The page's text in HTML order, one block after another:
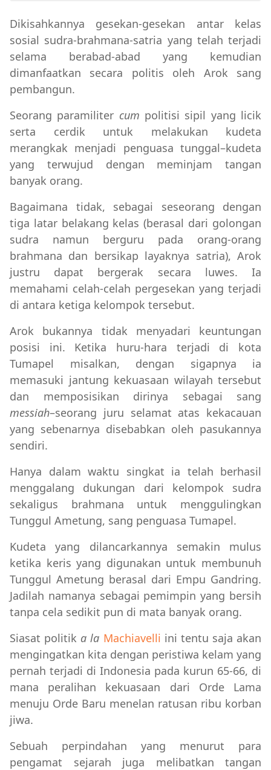
Dikisahkannya gesekan-gesekan antar kelas
sosial sudra-brahmana-satria yang telah terjadi
selama berabad-abad yang kemudian
dimanfaatkan secara politis oleh Arok sang
pembangun.
Seorang paramiliter cum politisi sipil yang licik
serta cerdik untuk melakukan kudeta
merangkak menjadi penguasa tunggal–kudeta
yang terwujud dengan meminjam tangan
banyak orang.
Bagaimana tidak, sebagai seseorang dengan
tiga latar belakang kelas (berasal dari golongan
sudra namun berguru pada orang-orang
brahmana dan bersikap layaknya satria), Arok
justru dapat bergerak secara luwes. Ia
memahami celah-celah pergesekan yang terjadi
di antara ketiga kelompok tersebut.
Arok bukannya tidak menyadari keuntungan
posisi ini. Ketika huru-hara terjadi di kota
Tumapel misalkan, dengan sigapnya ia
memasuki jantung kekuasaan wilayah tersebut
dan memposisikan dirinya sebagai sang
messiah–seorang juru selamat atas kekacauan
yang sebenarnya disebabkan oleh pasukannya
sendiri.
Hanya dalam waktu singkat ia telah berhasil
menggalang dukungan dari kelompok sudra
sekaligus brahmana untuk menggulingkan
Tunggul Ametung, sang penguasa Tumapel.
Kudeta yang dilancarkannya semakin mulus
ketika keris yang digunakan untuk membunuh
Tunggul Ametung berasal dari Empu Gandring.
Jadilah namanya sebagai pemimpin yang bersih
tanpa cela sedikit pun di mata banyak orang.
Siasat politik a la Machiavelli ini tentu saja akan
mengingatkan kita dengan peristiwa kelam yang
pernah terjadi di Indonesia pada kurun 65-66, di
mana peralihan kekuasaan dari Orde Lama
menuju Orde Baru menelan ratusan ribu korban
jiwa.
Sebuah perpindahan yang menurut para
pengamat sejarah juga melibatkan tangan